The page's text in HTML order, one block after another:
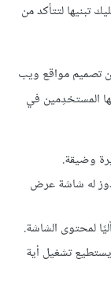
تبنيها لتتأكد من
تصميم مواقع ويب
المستخدِمين في
وضيقة.
له شاشة عرض
لمحتوى الشاشة.
تشغيل أية